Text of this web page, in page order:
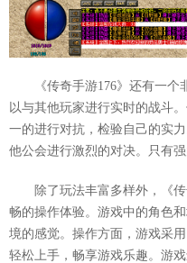
《传奇手游176》还有一
以与其他玩家进行实时的战斗
一的进行对抗，检验自己的实
他公会进行激烈的对决。只有
除了玩法丰富多样外，《
畅的操作体验。游戏中的角色
境的感觉。操作方面，游戏采
轻松上手，畅享游戏乐趣。游